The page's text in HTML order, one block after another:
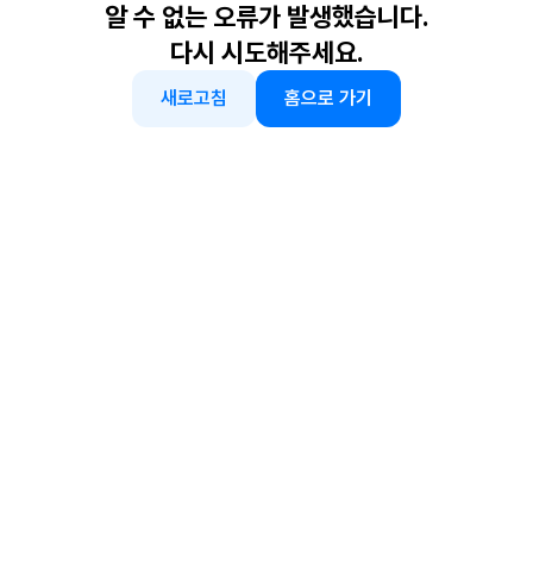
알 수 없는 오류가 발생했습니다.
다시 시도해주세요.
새로고침 홈으로 가기